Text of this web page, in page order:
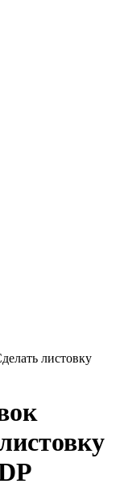
листовку